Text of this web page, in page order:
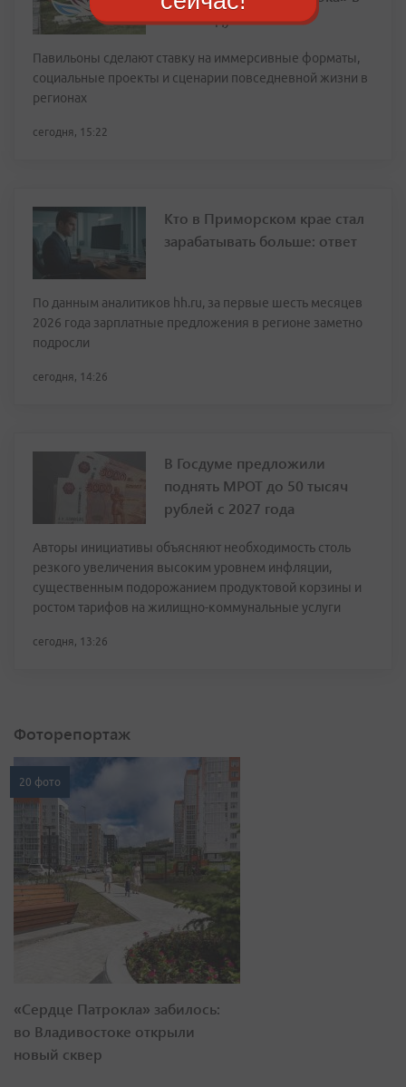
этом году на ВЭФ
Павильоны сделают ставку на иммерсивные форматы,
социальные проекты и сценарии повседневной жизни в
регионах
сегодня, 15:22
Кто в Приморском крае стал
зарабатывать больше: ответ
По данным аналитиков hh.ru, за первые шесть месяцев
2026 года зарплатные предложения в регионе заметно
подросли
сегодня, 14:26
В Госдуме предложили
поднять МРОТ до 50 тысяч
рублей с 2027 года
Авторы инициативы объясняют необходимость столь
резкого увеличения высоким уровнем инфляции,
существенным подорожанием продуктовой корзины и
ростом тарифов на жилищно-коммунальные услуги
сегодня, 13:26
Фоторепортаж
20 фото
«Сердце Патрокла» забилось:
во Владивостоке открыли
новый сквер